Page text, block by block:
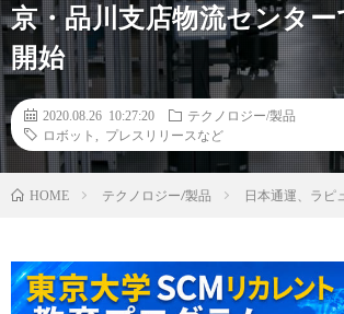
京・品川支店物流センタ
開始
2020.08.26 10:27:20
テクノロジー/製品
ロボット
プレスリリースなど
HOME テクノロジー/製品 日本通運、ラピ